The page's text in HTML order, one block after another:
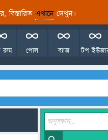
বিস্তারিত এখানেদেখুন।
টপ
ব্যাজ
পোল
রুম